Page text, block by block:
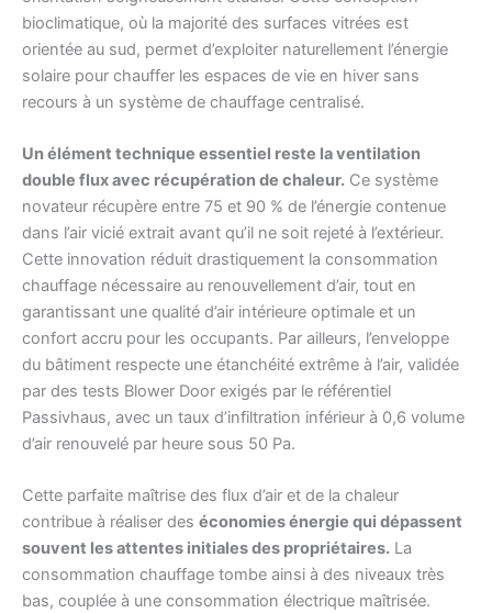
bioclimatique, où la majorité des surfaces vitrées est
orientée au sud, permet d’exploiter naturellement l’énergie
solaire pour chauffer les espaces de vie en hiver sans
recours à un système de chauffage centralisé.
Un élément technique essentiel reste la ventilation
double flux avec récupération de chaleur. Ce système
novateur récupère entre 75 et 90 % de l’énergie contenue
dans l’air vicié extrait avant qu’il ne soit rejeté à l’extérieur.
Cette innovation réduit drastiquement la consommation
chauffage nécessaire au renouvellement d’air, tout en
garantissant une qualité d’air intérieure optimale et un
confort accru pour les occupants. Par ailleurs, l’enveloppe
du bâtiment respecte une étanchéité extrême à l’air, validée
par des tests Blower Door exigés par le référentiel
Passivhaus, avec un taux d’infiltration inférieur à 0,6 volume
d’air renouvelé par heure sous 50 Pa.
Cette parfaite maîtrise des flux d’air et de la chaleur
contribue à réaliser des économies énergie qui dépassent
souvent les attentes initiales des propriétaires. La
consommation chauffage tombe ainsi à des niveaux très
bas, couplée à une consommation électrique maîtrisée.